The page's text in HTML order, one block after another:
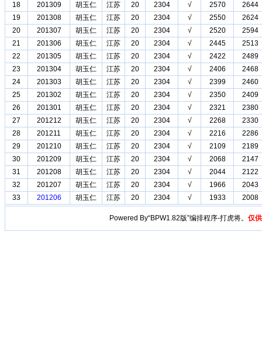
18
201309 胡玉仁 江苏 20 2304 √ 2570
2644
19
201308 胡玉仁 江苏 20 2304 √ 2550
2624
20
201307 胡玉仁 江苏 20 2304 √ 2520
2594
21
201306 胡玉仁 江苏 20 2304 √ 2445
2513
22
201305 胡玉仁 江苏 20 2304 √ 2422
2489
23
201304 胡玉仁 江苏 20 2304 √ 2406
2468
24
201303 胡玉仁 江苏 20 2304 √ 2399
2460
25
201302 胡玉仁 江苏 20 2304 √ 2350
2409
26
201301 胡玉仁 江苏 20 2304 √ 2321
2380
27
201212 胡玉仁 江苏 20 2304 √ 2268
2330
28
201211 胡玉仁 江苏 20 2304 √ 2216
2286
29
201210 胡玉仁 江苏 20 2304 √ 2109
2189
30
201209 胡玉仁 江苏 20 2304 √ 2068
2147
31
201208 胡玉仁 江苏 20 2304 √ 2044
2122
32
201207 胡玉仁 江苏 20 2304 √ 1966
2043
33
201206 胡玉仁 江苏 20 2304 √ 1933 2008
Powered By“BPW1.82版”编排程序-打虎将。 仅